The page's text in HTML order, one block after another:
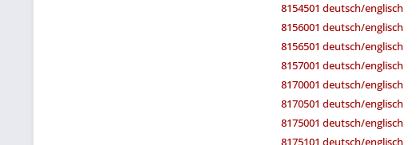
8154501 deutsch/englisch
8156001 deutsch/englisch
8156501 deutsch/englisch
8157001 deutsch/englisch
8170001 deutsch/englisch
8170501 deutsch/englisch
8175001 deutsch/englisch
8175101 deutsch/englisch